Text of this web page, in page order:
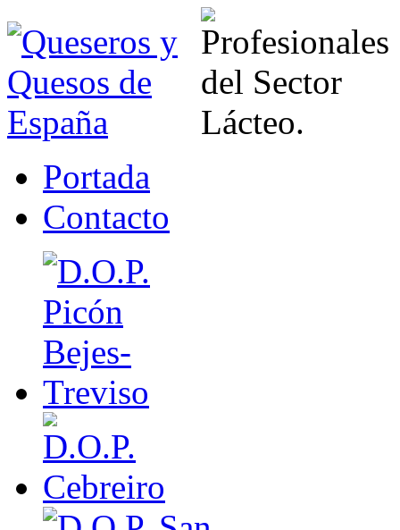
Portada
Contacto